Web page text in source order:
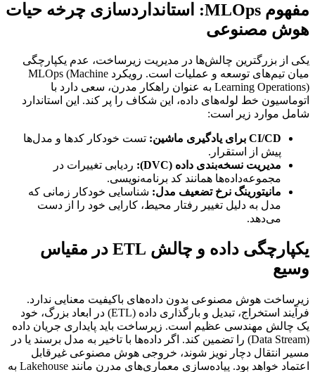
مفهوم MLOps: استانداردسازی چرخه حیات
هوش مصنوعی
یکی از بزرگترین چالش‌ها در مدیریت زیرساخت، عدم یکپارچگی
میان تیم‌های توسعه و عملیات است. رویکرد MLOps (Machine
Learning Operations) به عنوان راهکار مدرن، سعی دارد با
اتوماسیون خط لوله‌های داده، این شکاف را پر کند. این استاندارد
شامل موارد زیر است:
CI/CD برای یادگیری ماشین:
تست خودکار کدها و مدل‌ها
پیش از استقرار.
مدیریت نسخه‌بندی داده (DVC):
ردیابی تغییرات در
مجموعه‌داده‌ها همانند کد برنامه‌نویسی.
مانیتورینگ نرخ تضعیف مدل: شناسایی خودکار زمانی که
مدل به دلیل تغییر رفتار محیط، کارایی خود را از دست
می‌دهد.
یکپارچگی داده و چالش ETL در مقیاس
وسیع
زیرساخت هوش مصنوعی بدون داده‌های باکیفیت معنایی ندارد.
فرآیند استخراج، تبدیل و بارگذاری داده (ETL) در ابعاد بزرگ، خود
یک چالش مهندسی عظیم است. زیرساخت باید پایداری جریان داده
(Data Stream) را تضمین کند. اگر داده‌ها با تاخیر به مدل برسند یا در
مسیر انتقال دچار نویز شوند، خروجی هوش مصنوعی غیرقابل
اعتماد خواهد بود. پیاده‌سازی معماری‌های مدرن مانند Lakehouse به